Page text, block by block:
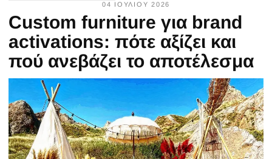
04 ΙΟΥΛΊΟΥ 2026
Custom furniture για brand
activations: πότε αξίζει και
πού ανεβάζει το αποτέλεσμα